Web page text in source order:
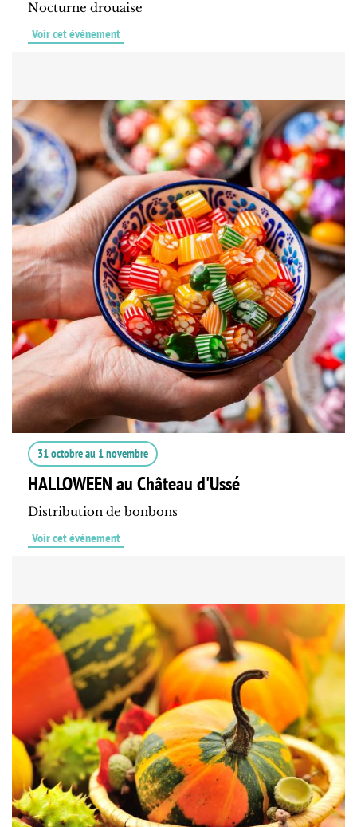
Nocturne drouaise
Voir cet événement
31 octobreau 1 novembre
HALLOWEEN au Château d'Ussé
Distribution de bonbons
Voir cet événement